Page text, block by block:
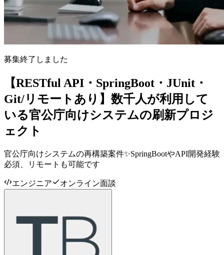
募集終了しました
【RESTful API・SpringBoot・JUnit・
Git/リモートあり】数千人が利用して
いる官公庁向けシステムの刷新プロジ
ェクト
官公庁向けシステムの再構築案件✨SpringBootやAPI開発経験
必須、リモートも可能です
エンジニア オンライン面談